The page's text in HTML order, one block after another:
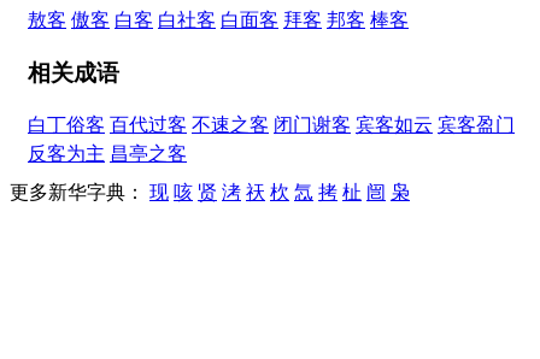
敖客 傲客 白客 白社客 白面客 拜客 邦客 棒客
相关成语
白丁俗客 百代过客 不速之客 闭门谢客 宾客如云 宾客盈门
反客为主 昌亭之客
更多新华字典： 现 咳 贤 洘 祆 杴 忥 拷 杫 闿 枭